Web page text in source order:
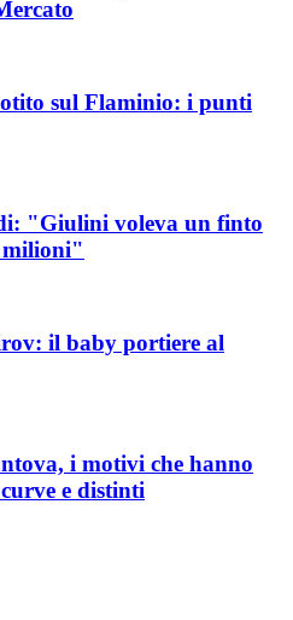
sul Flaminio: i punti
"Giulini voleva un finto
milioni"
il baby portiere al
i motivi che hanno
e distinti